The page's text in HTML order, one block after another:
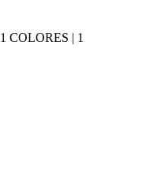
1 COLORES | 1